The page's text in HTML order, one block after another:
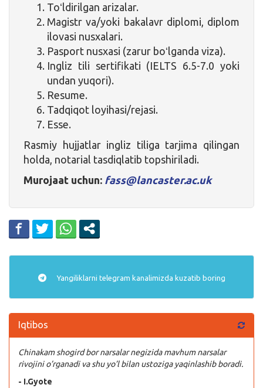
Toʻldirilgan arizalar.
Magistr va/yoki bakalavr diplomi, diplom
ilovasi nusxalari.
Pasport nusxasi (zarur boʻlganda viza).
Ingliz tili sertifikati (IELTS 6.5-7.0 yoki
undan yuqori).
Resume.
Tadqiqot loyihasi/rejasi.
Esse.
Rasmiy hujjatlar ingliz tiliga tarjima qilingan
holda, notarial tasdiqlatib topshiriladi.
Murojaat uchun: fass@lancaster.ac.uk
Yangiliklarni telegram kanalimizda kuzatib boring
Iqtibos
Chinakam shogird bor narsalar negizida mavhum narsalar
rivojini o’rganadi va shu yo’l bilan ustoziga yaqinlashib boradi.
- I.Gyote